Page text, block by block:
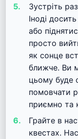
Зустріть
Іноді
або
просто
як сонце
ближче. Ви
цьому буде
помовчати
приємно та
Грайте в
квестах.